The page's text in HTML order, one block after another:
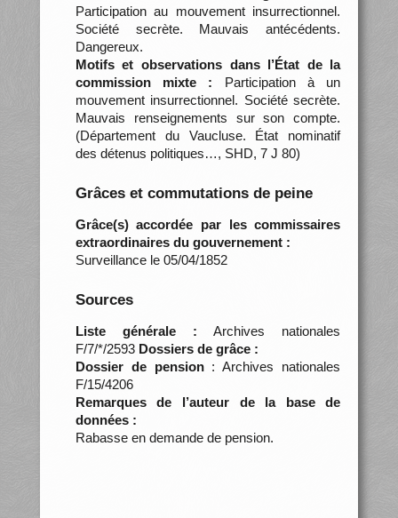
Participation au mouvement insurrectionnel.
Société secrète. Mauvais antécédents.
Dangereux.
Motifs et observations dans l’État de la
commission mixte : Participation à un
mouvement insurrectionnel. Société secrète.
Mauvais renseignements sur son compte.
(Département du Vaucluse. État nominatif
des détenus politiques…, SHD, 7 J 80)
Grâces et commutations de peine
Grâce(s) accordée par les commissaires
extraordinaires du gouvernement :
Surveillance le 05/04/1852
Sources
Liste générale : Archives nationales
F/7/*/2593 Dossiers de grâce :
Dossier de pension: Archives nationales
F/15/4206
Remarques de l’auteur de la base de
données :
Rabasse en demande de pension.